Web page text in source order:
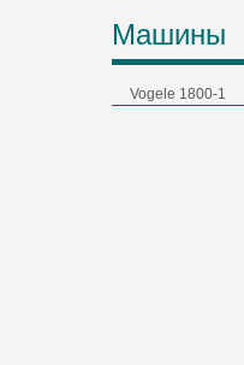
Машины
Vogele 1800-1